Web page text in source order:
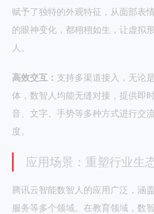
赋予了独特的外观特征，从面部表
的眼神变化，都栩栩如生，让虚拟
人。
高效交互： 支持多渠道接入，无论
体，数智人均能无缝对接，提供即
音、文字、手势等多种方式进行交
度。
应用场景：重塑行业生
腾讯云智能数智人的应用广泛，涵
服务等多个领域。在教育领域，数